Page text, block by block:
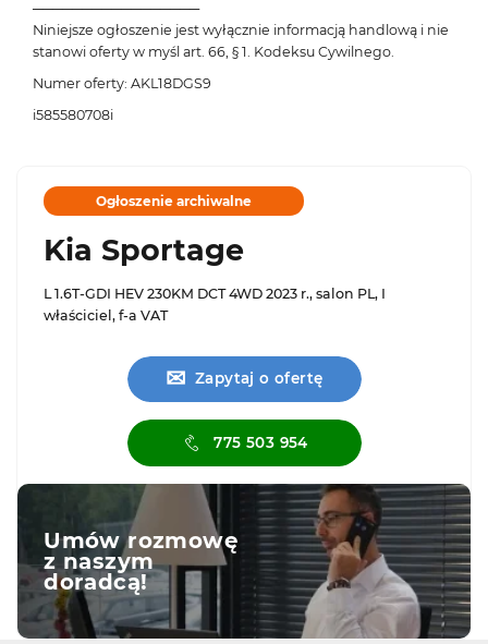
─────────────────
Niniejsze ogłoszenie jest wyłącznie informacją handlową i nie
stanowi oferty w myśl art. 66, § 1. Kodeksu Cywilnego.
Numer oferty: AKL18DGS9
i585580708i
Ogłoszenie archiwalne
Kia Sportage
L 1.6T-GDI HEV 230KM DCT 4WD 2023 r., salon PL, I
właściciel, f-a VAT
✉ Zapytaj o ofertę
775 503 954
Umów rozmowę
z naszym
doradcą!